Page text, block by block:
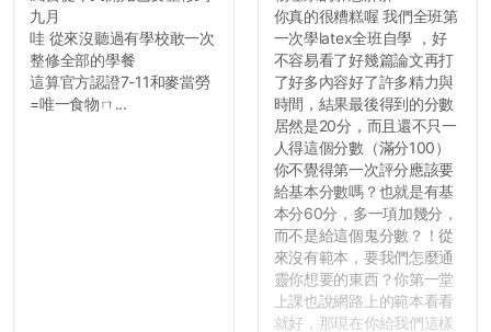
九月
哇 從來沒聽過有學校敢一次
整修全部的學餐
這算官方認證7-11和麥當勞
=唯一食物ㄇ...
你真的很糟糕喔 我們全班第
一次學latex全班自學 ，好
不容易看了好幾篇論文再打
了好多內容好了許多精力與
時間，結果最後得到的分數
居然是20分，而且還不只一
人得這個分數（滿分100）
你不覺得第一次評分應該要
給基本分數嗎？也就是有基
本分60分，多一項加幾分，
而不是給這個鬼分數？！從
來沒有範本，要我們怎麼通
靈你想要的東西？你第一堂
上課也說網路上的範本看看
就好，那現在你給我們這樣